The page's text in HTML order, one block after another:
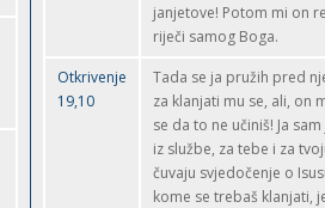
janjetove! Potom mi on
riječi samog Boga.
Otkrivenje
19,10
Tada se ja pružih pred
za klanjati mu se, ali, on
se da to ne učiniš! Ja
iz službe, za tebe i za
čuvaju svjedočenje o
kome se trebaš klanjati,